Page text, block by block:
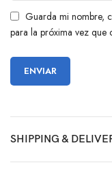
Guarda mi nombre,
para la próxima vez que
SHIPPING &